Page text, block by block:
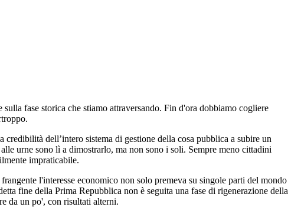
fase storica che stiamo attraversando. Fin d'ora dobbiamo cogliere
dell’intero sistema di gestione della cosa pubblica a subire un
urne sono lì a dimostrarlo, ma non sono i soli. Sempre meno cittadini
impraticabile.
l'interesse economico non solo premeva su singole parti del mondo
fine della Prima Repubblica non è seguita una fase di rigenerazione della
da un po', con risultati alterni.